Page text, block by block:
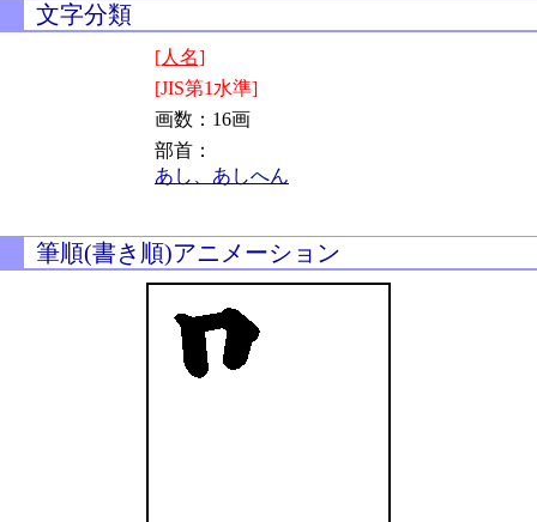
文字分類
[人名]
[JIS第1水準]
画数：16画
部首：
あし、あしへん
筆順(書き順)アニメーション